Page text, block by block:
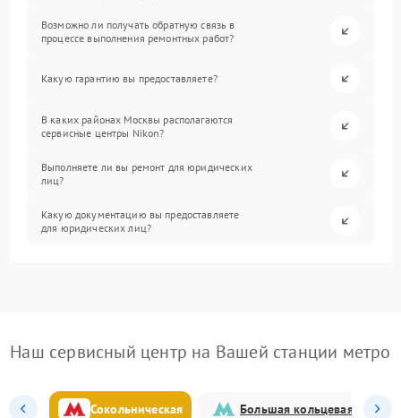
Возможно ли получать обратную связь в
процессе выполнения ремонтных работ?
Какую гарантию вы предоставляете?
В каких районах Москвы располагаются
сервисные центры Nikon?
Выполняете ли вы ремонт для юридических
лиц?
Какую документацию вы предоставляете
для юридических лиц?
Наш сервисный центр на Вашей станции метро
Сокольническая Большая кольцевая